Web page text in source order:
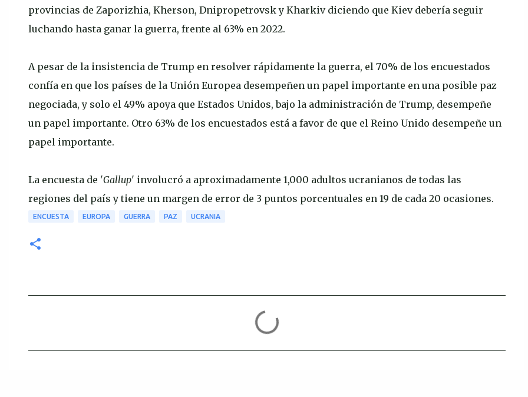
provincias de Zaporizhia, Kherson, Dnipropetrovsk y Kharkiv diciendo que Kiev debería seguir
luchando hasta ganar la guerra, frente al 63% en 2022.
A pesar de la insistencia de Trump en resolver rápidamente la guerra, el 70% de los encuestados
confía en que los países de la Unión Europea desempeñen un papel importante en una posible paz
negociada, y solo el 49% apoya que Estados Unidos, bajo la administración de Trump, desempeñe
un papel importante. Otro 63% de los encuestados está a favor de que el Reino Unido desempeñe un
papel importante.
La encuesta de 'Gallup' involucró a aproximadamente 1,000 adultos ucranianos de todas las
regiones del país y tiene un margen de error de 3 puntos porcentuales en 19 de cada 20 ocasiones.
ENCUESTA EUROPA GUERRA PAZ UCRANIA